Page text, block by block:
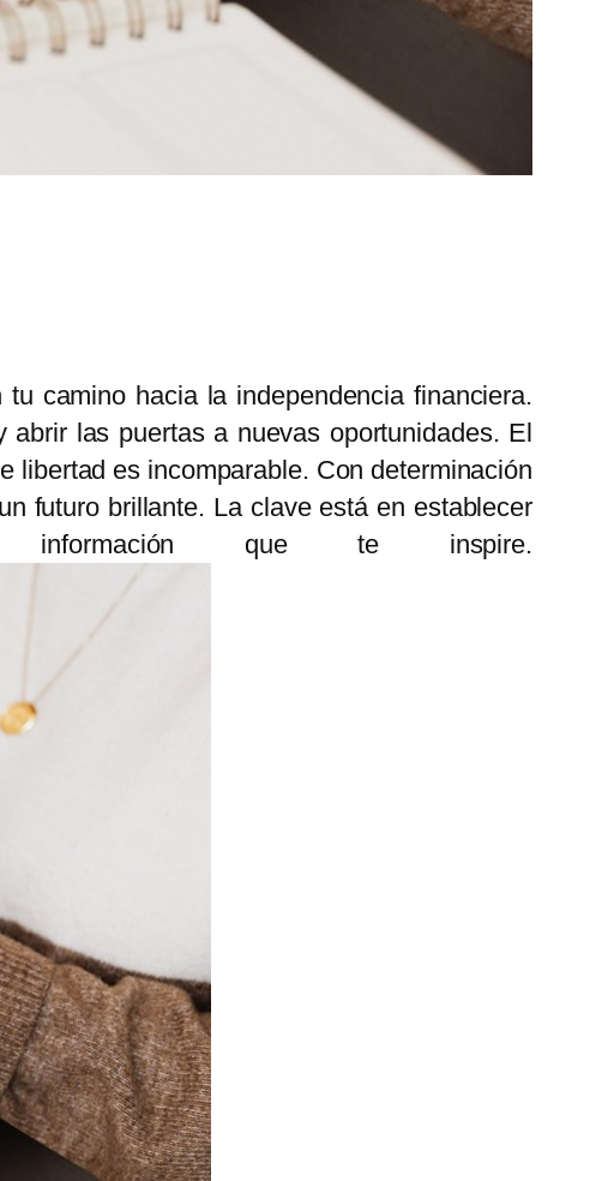
camino hacia la independencia financiera.
las puertas a nuevas oportunidades. El
libertad es incomparable. Con determinación
futuro brillante. La clave está en establecer
que te inspire.